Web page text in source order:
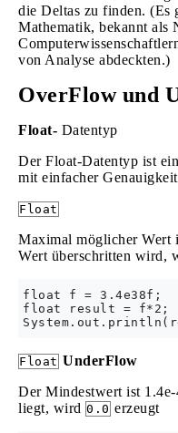
die Deltas zu finden. (Es
Mathematik, bekannt als
von Analyse abdeckten.)
OverFlow und
Float- Datentyp
Der Float-Datentyp ist
mit einfacher
Float
Maximal möglicher Wert
Wert überschritten wird,
float f = 3.4e38f;
float result
Float UnderFlow
Der Mindestwert ist
liegt, wird 0.0 erzeugt